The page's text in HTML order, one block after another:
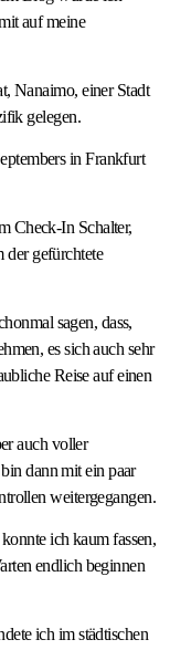
auf meine
Nanaimo, einer Stadt
gelegen.
in Frankfurt
Check-In Schalter,
gefürchtete
sagen, dass,
es sich auch sehr
Reise auf einen
auch voller
dann mit ein paar
weitergegangen.
ich kaum fassen,
endlich beginnen
ich im städtischen